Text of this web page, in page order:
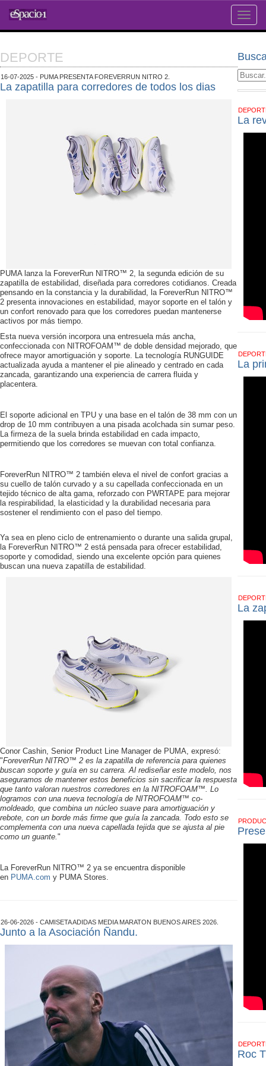
Toggle
DEPORTE
16-07-2025 - PUMA PRESENTA FOREVERRUN NITRO 2.
La zapatilla para corredores de todos los dias
PUMA lanza la ForeverRun NITRO™ 2, la segunda edición de su
zapatilla de estabilidad, diseñada para corredores cotidianos. Creada
pensando en la constancia y la durabilidad, la ForeverRun NITRO™
2 presenta innovaciones en estabilidad, mayor soporte en el talón y
un confort renovado para que los corredores puedan mantenerse
activos por más tiempo.
Esta nueva versión incorpora una entresuela más ancha,
confeccionada con NITROFOAM™ de doble densidad mejorado, que
ofrece mayor amortiguación y soporte. La tecnología RUNGUIDE
actualizada ayuda a mantener el pie alineado y centrado en cada
zancada, garantizando una experiencia de carrera fluida y
placentera.
El soporte adicional en TPU y una base en el talón de 38 mm con un
drop de 10 mm contribuyen a una pisada acolchada sin sumar peso.
La firmeza de la suela brinda estabilidad en cada impacto,
permitiendo que los corredores se muevan con total confianza.
ForeverRun NITRO™ 2 también eleva el nivel de confort gracias a
su cuello de talón curvado y a su capellada confeccionada en un
tejido técnico de alta gama, reforzado con PWRTAPE para mejorar
la respirabilidad, la elasticidad y la durabilidad necesaria para
sostener el rendimiento con el paso del tiempo.
Ya sea en pleno ciclo de entrenamiento o durante una salida grupal,
la ForeverRun NITRO™ 2 está pensada para ofrecer estabilidad,
soporte y comodidad, siendo una excelente opción para quienes
buscan una nueva zapatilla de estabilidad.
Conor Cashin, Senior Product Line Manager de PUMA, expresó:
"ForeverRun NITRO™ 2 es la zapatilla de referencia para quienes
buscan soporte y guía en su carrera. Al rediseñar este modelo, nos
aseguramos de mantener estos beneficios sin sacrificar la respuesta
que tanto valoran nuestros corredores en la NITROFOAM™. Lo
logramos con una nueva tecnología de NITROFOAM™ co-
moldeado, que combina un núcleo suave para amortiguación y
rebote, con un borde más firme que guía la zancada. Todo esto se
complementa con una nueva capellada tejida que se ajusta al pie
como un guante."
La ForeverRun NITRO™ 2 ya se encuentra disponible
en PUMA.com y PUMA Stores.
26-06-2026 - CAMISETA ADIDAS MEDIA MARATON BUENOS AIRES 2026.
Junto a la Asociación Ñandu.
La
La
La
Roc